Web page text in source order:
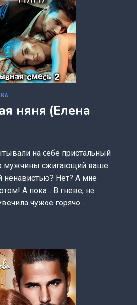
няня (Елена
на себе пристальный
мужчины сжигающий ваше
ненавистью? Нет? А мне
А пока… В гневе, не
чужое горячо…